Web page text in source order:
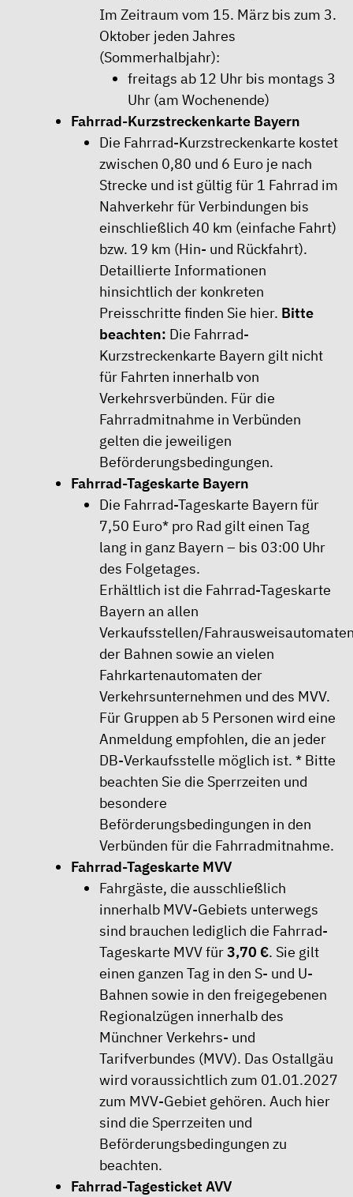
Im Zeitraum vom 15. März bis zum 3.
Oktober jeden Jahres
(Sommerhalbjahr):
freitags ab 12 Uhr bis montags 3
Uhr (am Wochenende)
Fahrrad-Kurzstreckenkarte Bayern
Die Fahrrad-Kurzstreckenkarte kostet
zwischen 0,80 und 6 Euro je nach
Strecke und ist gültig für 1 Fahrrad im
Nahverkehr für Verbindungen bis
einschließlich 40 km (einfache Fahrt)
bzw. 19 km (Hin- und Rückfahrt).
Detaillierte Informationen
hinsichtlich der konkreten
Preisschritte finden Sie hier. Bitte
beachten: Die Fahrrad-
Kurzstreckenkarte Bayern gilt nicht
für Fahrten innerhalb von
Verkehrsverbünden. Für die
Fahrradmitnahme in Verbünden
gelten die jeweiligen
Beförderungsbedingungen.
Fahrrad-Tageskarte Bayern
Die Fahrrad-Tageskarte Bayern für
7,50 Euro* pro Rad gilt einen Tag
lang in ganz Bayern – bis 03:00 Uhr
des Folgetages.
Erhältlich ist die Fahrrad-Tageskarte
Bayern an allen
Verkaufsstellen/
der Bahnen sowie an vielen
Fahrkartenautomaten der
Verkehrsunternehmen und des MVV.
Für Gruppen ab 5 Personen wird eine
Anmeldung empfohlen, die an jeder
DB-Verkaufsstelle möglich ist. * Bitte
beachten Sie die Sperrzeiten und
besondere
Beförderungsbedingungen in den
Verbünden für die Fahrradmitnahme.
Fahrrad-Tageskarte MVV
Fahrgäste, die ausschließlich
innerhalb MVV-Gebiets unterwegs
sind brauchen lediglich die Fahrrad-
Tageskarte MVV für3,70 €. Sie gilt
einen ganzen Tag in den S- und U-
Bahnen sowie in den freigegebenen
Regionalzügen innerhalb des
Münchner Verkehrs- und
Tarifverbundes (MVV). Das Ostallgäu
wird voraussichtlich zum 01.01.2027
zum MVV-Gebiet gehören. Auch hier
sind die Sperrzeiten und
Beförderungsbedingungen zu
beachten.
Fahrrad-Tagesticket AVV